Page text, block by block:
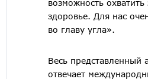
возможность
здоровье. Для нас
во главу угла».
Весь представленный
отвечает